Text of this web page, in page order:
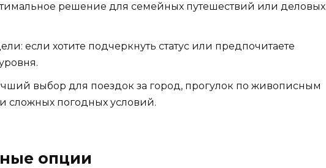
решение для семейных путешествий или деловых
если хотите подчеркнуть статус или предпочитаете
выбор для поездок за город, прогулок по живописным
сложных погодных условий.
опции